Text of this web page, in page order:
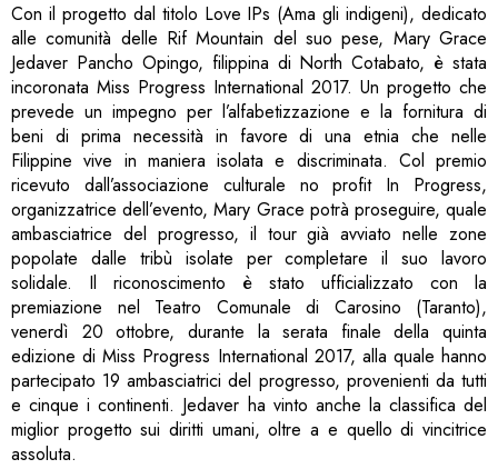
Con il progetto dal titolo Love IPs (Ama gli indigeni), dedicato
alle comunità delle Rif Mountain del suo pese, Mary Grace
Jedaver Pancho Opingo, filippina di North Cotabato, è stata
incoronata Miss Progress International 2017. Un progetto che
prevede un impegno per l’alfabetizzazione e la fornitura di
beni di prima necessità in favore di una etnia che nelle
Filippine vive in maniera isolata e discriminata. Col premio
ricevuto dall’associazione culturale no profit In Progress,
organizzatrice dell’evento, Mary Grace potrà proseguire, quale
ambasciatrice del progresso, il tour già avviato nelle zone
popolate dalle tribù isolate per completare il suo lavoro
solidale. Il riconoscimento è stato ufficializzato con la
premiazione nel Teatro Comunale di Carosino (Taranto),
venerdì 20 ottobre, durante la serata finale della quinta
edizione diMiss Progress International 2017, alla quale hanno
partecipato 19 ambasciatrici del progresso, provenienti da tutti
e cinque i continenti. Jedaver ha vinto anche la classifica del
miglior progetto sui diritti umani, oltre a e quello di vincitrice
assoluta.